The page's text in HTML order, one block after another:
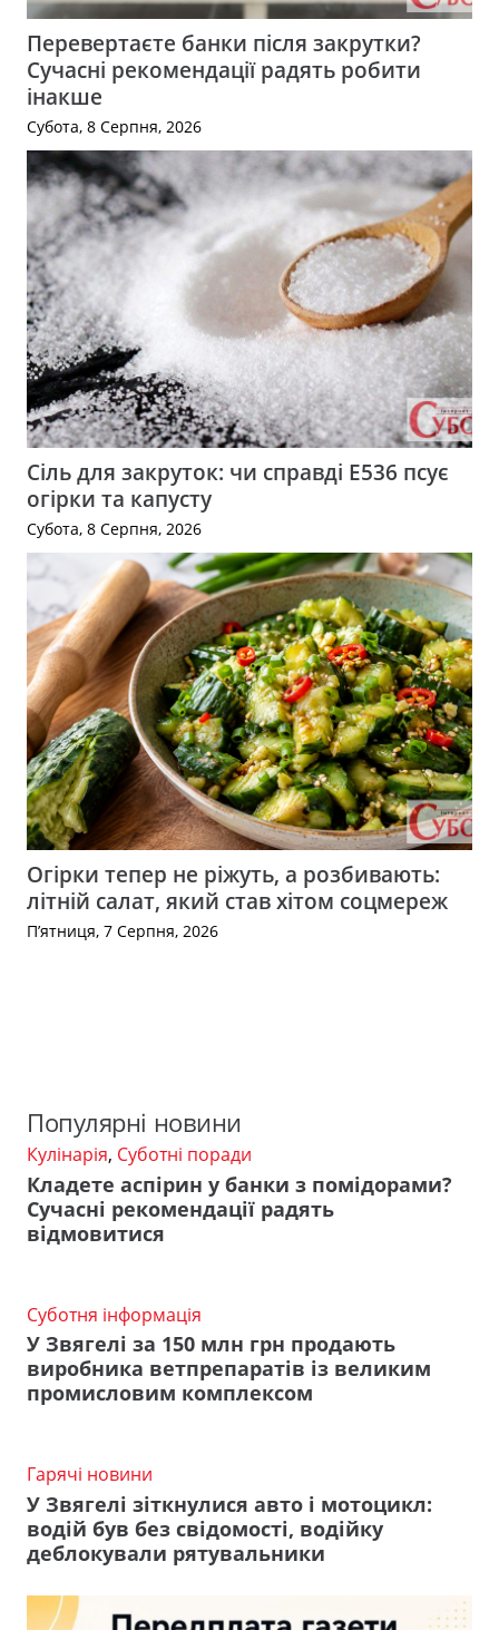
Перевертаєте банки після закрутки?
Сучасні рекомендації радять робити
інакше
Субота, 8 Серпня, 2026
Сіль для закруток: чи справді Е536 псує
огірки та капусту
Субота, 8 Серпня, 2026
Огірки тепер не ріжуть, а розбивають:
літній салат, який став хітом соцмереж
П’ятниця, 7 Серпня, 2026
Популярні новини
Кулінарія, Суботні поради
Кладете аспірин у банки з помідорами?
Сучасні рекомендації радять
відмовитися
Суботня інформація
У Звягелі за 150 млн грн продають
виробника ветпрепаратів із великим
промисловим комплексом
Гарячі новини
У Звягелі зіткнулися авто і мотоцикл:
водій був без свідомості, водійку
деблокували рятувальники